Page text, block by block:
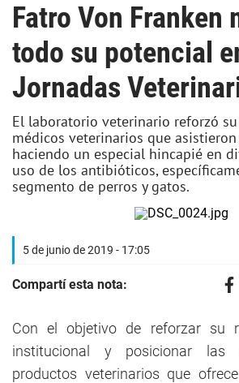
Fatro Von Franken
todo su potencial
Jornadas
El laboratorio veterinario reforzó
médicos veterinarios que
haciendo un especial hincapié en
uso de los antibióticos,
segmento de perros y gatos.
5 de junio de 2019 - 17:05
Compartí esta nota:
Con el objetivo de reforzar su
institucional y posicionar
productos veterinarios que